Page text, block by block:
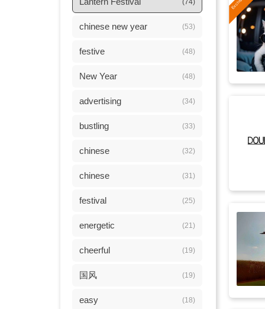
(74)
chinese new year (53)
festive (48)
New Year (48)
advertising (34)
bustling (33)
chinese (32)
chinese (31)
festival (25)
energetic (21)
cheerful (19)
国风 (19)
easy (18)